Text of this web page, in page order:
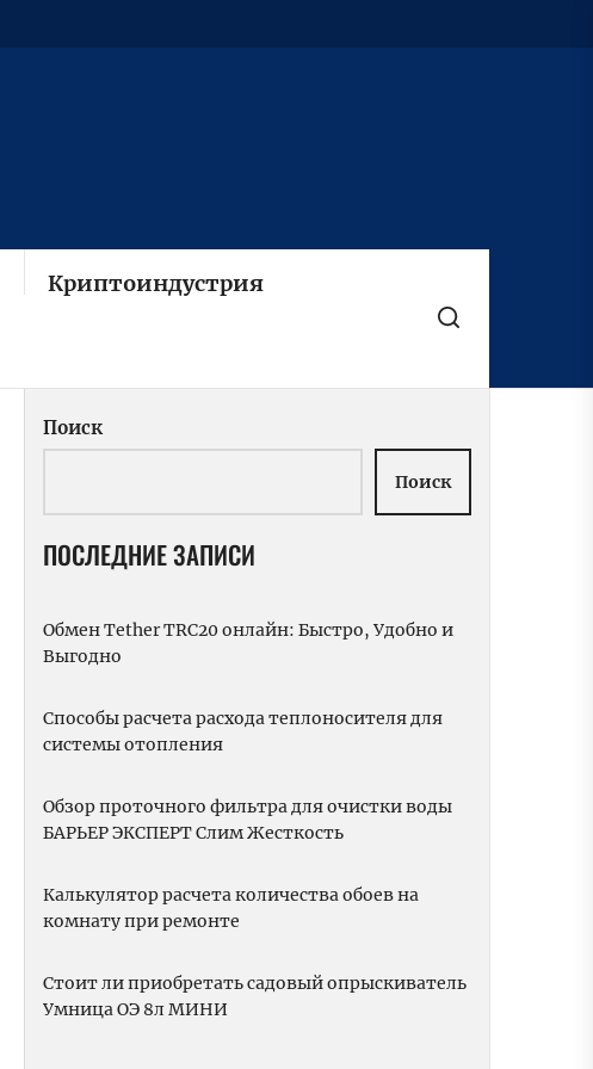
Криптоиндустрия
Поиск
Поиск
ПОСЛЕДНИЕ ЗАПИСИ
Обмен Tether TRC20 онлайн: Быстро, Удобно и
Выгодно
Способы расчета расхода теплоносителя для
системы отопления
Обзор проточного фильтра для очистки воды
БАРЬЕР ЭКСПЕРТ Слим Жесткость
Калькулятор расчета количества обоев на
комнату при ремонте
Стоит ли приобретать садовый опрыскиватель
Умница ОЭ 8л МИНИ